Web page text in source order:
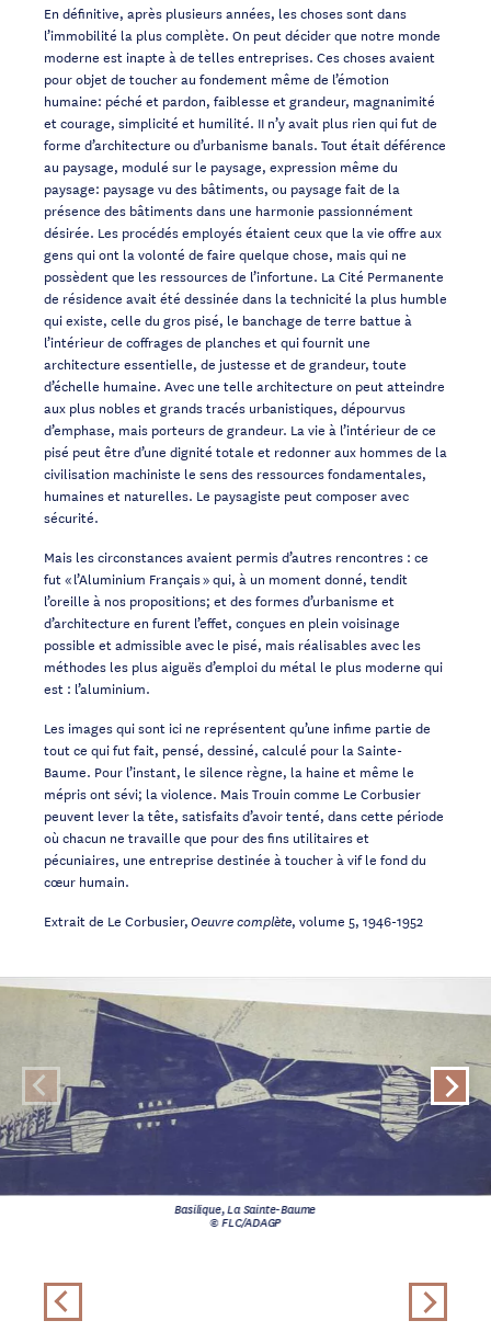
En définitive, après plusieurs années, les choses sont dans
l’immobilité la plus complète. On peut décider que notre monde
moderne est inapte à de telles entreprises. Ces choses avaient
pour objet de toucher au fondement même de l’émotion
humaine: péché et pardon, faiblesse et grandeur, magnanimité
et courage, simplicité et humilité. II n’y avait plus rien qui fut de
forme d’architecture ou d’urbanisme banals. Tout était déférence
au paysage, modulé sur le paysage, expression même du
paysage: paysage vu des bâtiments, ou paysage fait de la
présence des bâtiments dans une harmonie passionnément
désirée. Les procédés employés étaient ceux que la vie offre aux
gens qui ont la volonté de faire quelque chose, mais qui ne
possèdent que les ressources de l’infortune. La Cité Permanente
de résidence avait été dessinée dans la technicité la plus humble
qui existe, celle du gros pisé, le banchage de terre battue à
l’intérieur de coffrages de planches et qui fournit une
architecture essentielle, de justesse et de grandeur, toute
d’échelle humaine. Avec une telle architecture on peut atteindre
aux plus nobles et grands tracés urbanistiques, dépourvus
d’emphase, mais porteurs de grandeur. La vie à l’intérieur de ce
pisé peut être d’une dignité totale et redonner aux hommes de la
civilisation machiniste le sens des ressources fondamentales,
humaines et naturelles. Le paysagiste peut composer avec
sécurité.
Mais les circonstances avaient permis d’autres rencontres : ce
fut « l’Aluminium Français » qui, à un moment donné, tendit
l’oreille à nos propositions; et des formes d’urbanisme et
d’architecture en furent l’effet, conçues en plein voisinage
possible et admissible avec le pisé, mais réalisables avec les
méthodes les plus aiguës d’emploi du métal le plus moderne qui
est : l’aluminium.
Les images qui sont ici ne représentent qu’une infime partie de
tout ce qui fut fait, pensé, dessiné, calculé pour la Sainte-
Baume. Pour l’instant, le silence règne, la haine et même le
mépris ont sévi; la violence. Mais Trouin comme Le Corbusier
peuvent lever la tête, satisfaits d’avoir tenté, dans cette période
où chacun ne travaille que pour des fins utilitaires et
pécuniaires, une entreprise destinée à toucher à vif le fond du
cœur humain.
Extrait de Le Corbusier,Oeuvre complète, volume 5, 1946-1952
Basilique, La Sainte-Baume
© FLC/ADAGP